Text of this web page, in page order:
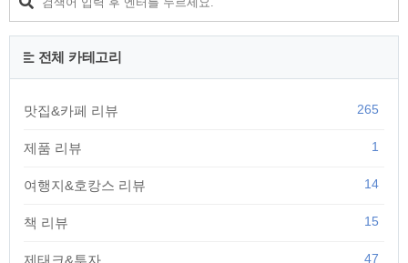
전체 카테고리
맛집&카페 리뷰 265
제품 리뷰 1
여행지&호캉스 리뷰 14
책 리뷰 15
제태크&투자 47